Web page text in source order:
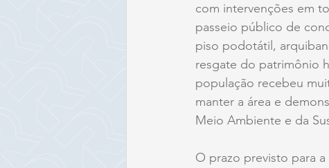
com intervenções em
passeio público de
piso podotátil,
resgate do patrimônio
população recebeu
manter a área e
Meio Ambiente e da
O prazo previsto para